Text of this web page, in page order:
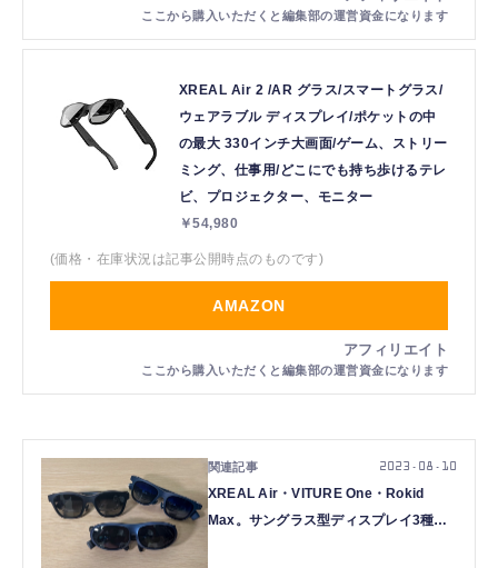
XREAL Air 2 /AR グラス/スマートグラス/
ウェアラブル ディスプレイ/ポケットの中
の最大 330インチ大画面/ゲーム、ストリー
ミング、仕事用/どこにでも持ち歩けるテレ
ビ、プロジェクター、モニター
￥54,980
(価格・在庫状況は記事公開時点のものです)
AMAZON
XREAL Air・VITURE One・Rokid
Max。サングラス型ディスプレイ3種を
2023.08.10